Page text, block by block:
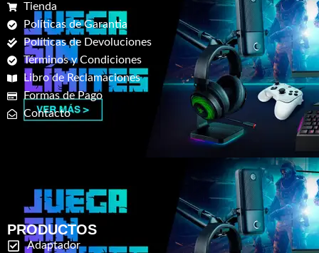
Tienda
Políticas de Garantia
Políticas de Devoluciones
Términos y Condiciones
Libro de Reclamaciones
Formas de Pago
Contacto
PRODUCTOS
Adaptador